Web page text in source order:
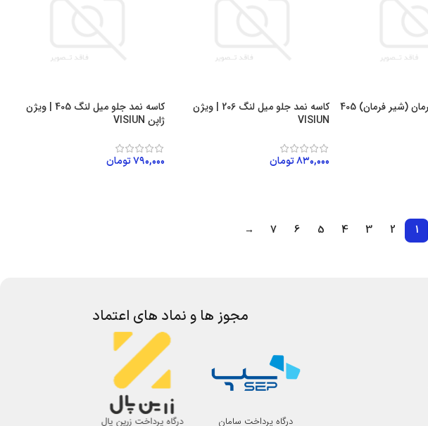
کاسه نمد جعبه فرمان (شیر فرمان) 405
کاسه نمد جلو میل لنگ 206 | ویژن
VISIUN
۸۳۰,۰۰۰تومان
کاسه نمد جلو میل لنگ 405 | ویژن
ژاپن VISIUN
۷۹۰,۰۰۰تومان
1
2
3
4
5
6
7
→
مجوز ها و نماد های اعتماد
درگاه پرداخت سامان درگاه پرداخت زرین پال